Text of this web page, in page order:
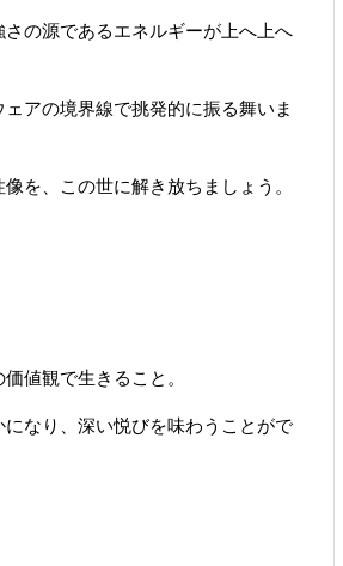
の源であるエネルギーが上へ上へ
アの境界線で挑発的に振る舞いま
を、この世に解き放ちましょう。
値観で生きること。
なり、深い悦びを味わうことがで